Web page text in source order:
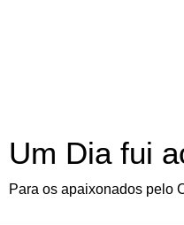
Um Dia fui
Para os apaixonados pelo